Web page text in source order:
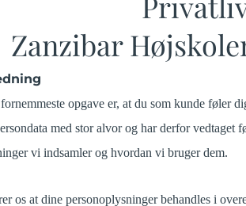
Zanzibar
opgave er, at du som kunde
med stor alvor og har derfor
vi indsamler og hvordan vi bruger dem.
os at dine personoplysninger behandles i